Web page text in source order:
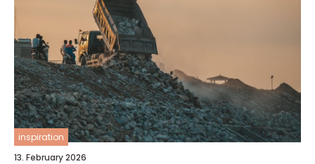
inspiration
13. February 2026